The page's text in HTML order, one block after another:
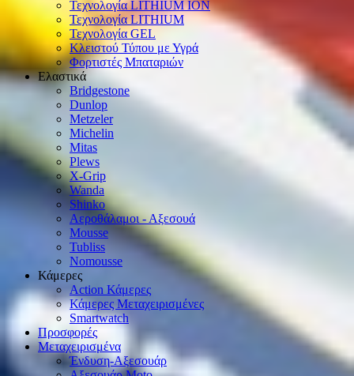
Τεχνολογία LITHIUM ION
Τεχνολογία LITHIUM
Τεχνολογία GEL
Κλειστού Τύπου με Υγρά
Φορτιστές Μπαταριών
Ελαστικά
Bridgestone
Dunlop
Metzeler
Michelin
Mitas
Plews
X-Grip
Wanda
Shinko
Αεροθάλαμοι - Αξεσουά
Mousse
Tubliss
Nomousse
Κάμερες
Action Κάμερες
Κάμερες Μεταχειρισμένες
Smartwatch
Προσφορές
Μεταχειρισμένα
Ένδυση-Αξεσουάρ